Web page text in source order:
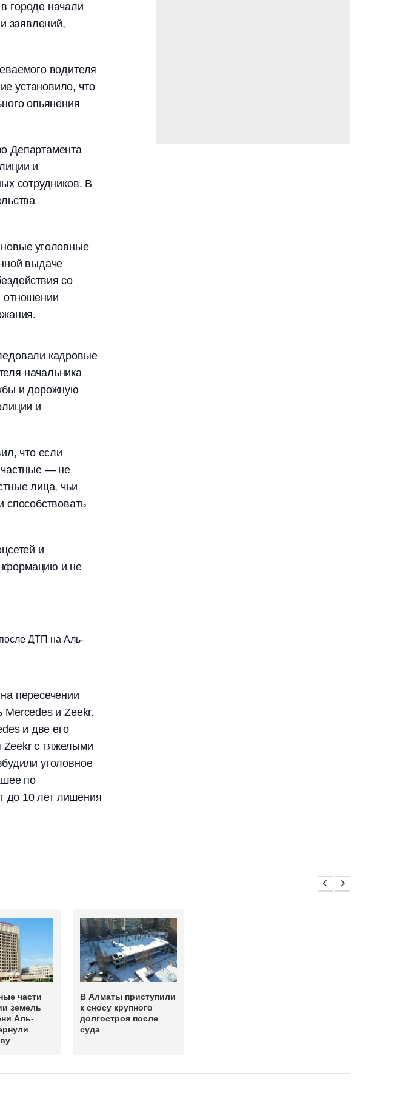
городе начали
заявлений,
водителя
установило, что
опьянения
Департамента
и
сотрудников. В
уголовные
выдаче
со
отношении
кадровые
начальника
и дорожную
и
что если
— не
лица, чьи
способствовать
и
и не
ДТП на Аль-
пересечении
Mercedes и Zeekr.
и две его
Zeekr с тяжелыми
уголовное
по
до 10 лет лишения
части
земель
Аль-
В Алматы приступили
к сносу крупного
долгостроя после
суда